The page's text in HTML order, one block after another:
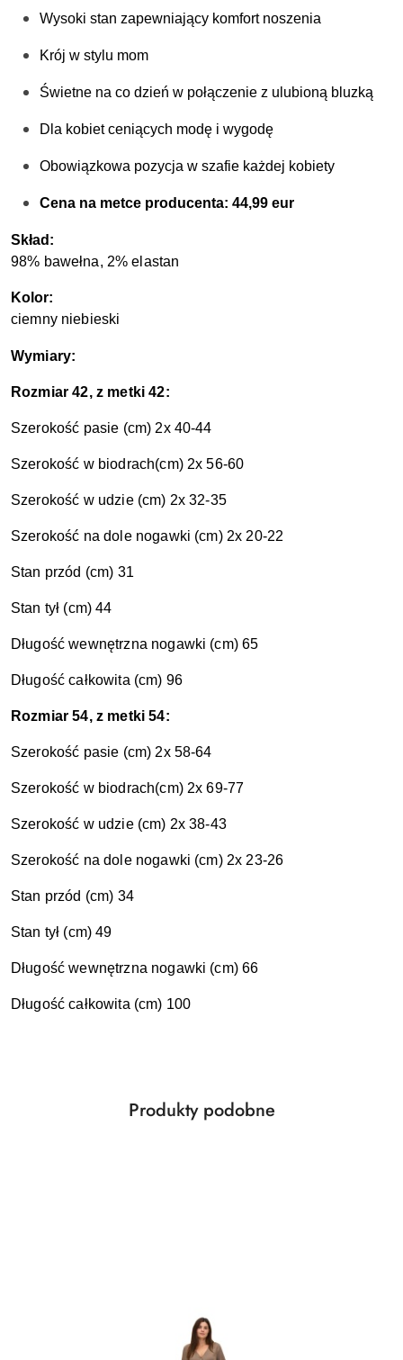
Wysoki stan zapewniający komfort noszenia
Krój w stylu mom
Świetne na co dzień w połączenie z ulubioną bluzką
Dla kobiet ceniących modę i wygodę
Obowiązkowa pozycja w szafie każdej kobiety
Cena na metce producenta: 44,99 eur
S kład:
98% bawełna, 2% elastan
Kolor:
ciemny niebieski
Wymiary:
Rozmiar 42, z metki 42:
Szerokość pasie (cm) 2x 40-44
Szerokość w biodrach(cm) 2x 56-60
Szerokość w udzie (cm) 2x 32-35
Szerokość na dole nogawki (cm) 2x 20-22
Stan przód (cm) 31
Stan tył (cm) 44
Długość wewnętrzna nogawki (cm) 65
Długość całkowita (cm) 96
Rozmiar 54, z metki 54:
Szerokość pasie (cm) 2x 58-64
Szerokość w biodrach(cm) 2x 69-77
Szerokość w udzie (cm) 2x 38-43
Szerokość na dole nogawki (cm) 2x 23-26
Stan przód (cm) 34
Stan tył (cm) 49
Długość wewnętrzna nogawki (cm) 66
Długość całkowita (cm) 100
Pomiń karuzelę produktów
Produkty
Produkty podobne